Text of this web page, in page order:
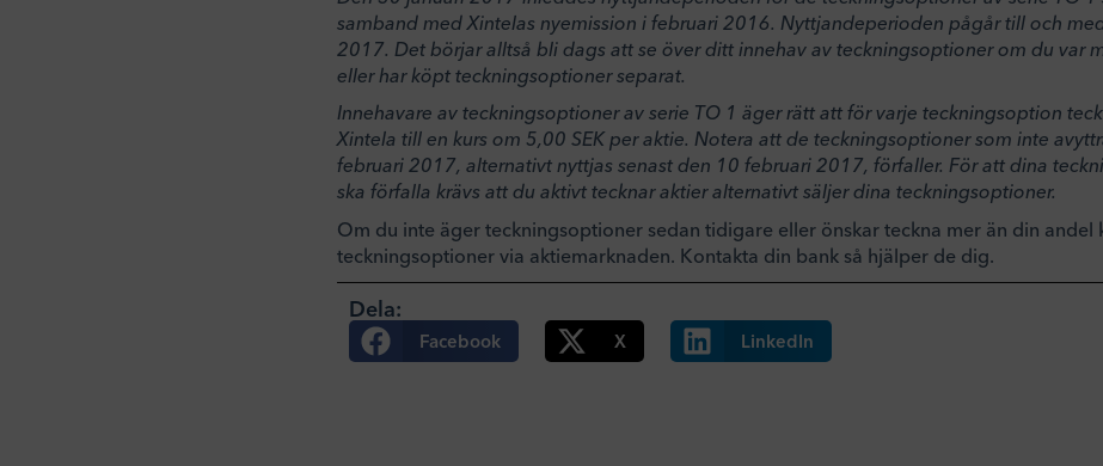
samband med Xintelas nyemission i februari 2016. Nyttjandeperioden pågår till och
2017. Det börjar alltså bli dags att se över ditt innehav av teckningsoptioner om du var
eller har köpt teckningsoptioner separat.
Innehavare av teckningsoptioner av serie TO 1 äger rätt att för varje teckningsoption
Xintela till en kurs om 5,00 SEK per aktie. Notera att de teckningsoptioner som inte
februari 2017, alternativt nyttjas senast den 10 februari 2017, förfaller. För att dina
ska förfalla krävs att du aktivt tecknar aktier alternativt säljer dina teckningsoptioner.
Om du inte äger teckningsoptioner sedan tidigare eller önskar teckna mer än din andel
teckningsoptioner via aktiemarknaden. Kontakta din bank så hjälper de dig.
Dela:
Facebook X LinkedIn